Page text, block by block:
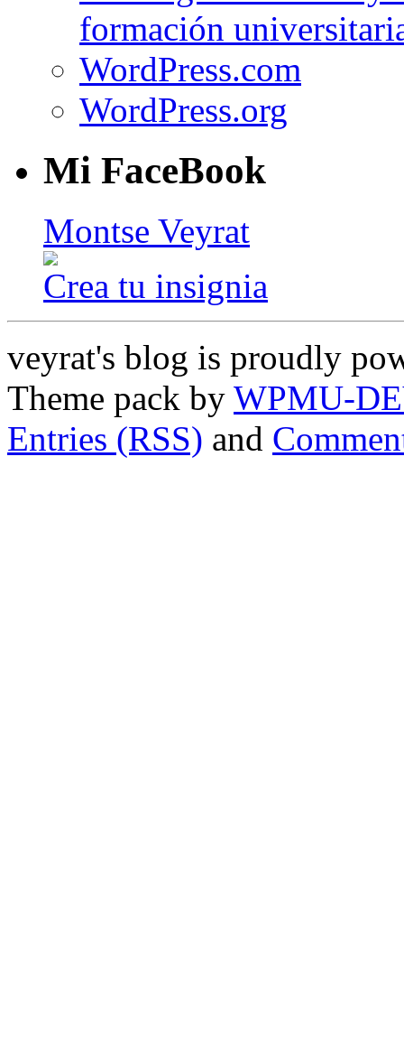
formación
WordPress.com
WordPress.org
Mi FaceBook
Montse Veyrat
Crea tu insignia
veyrat's blog is proudly
Theme pack by WPMU-
Entries (RSS) and